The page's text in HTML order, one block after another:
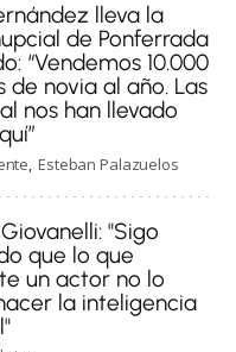
lleva la
de Ponferrada
“Vendemos 10.000
de novia al año. Las
nos han llevado
Esteban Palazuelos
"Sigo
que lo que
un actor no lo
la inteligencia